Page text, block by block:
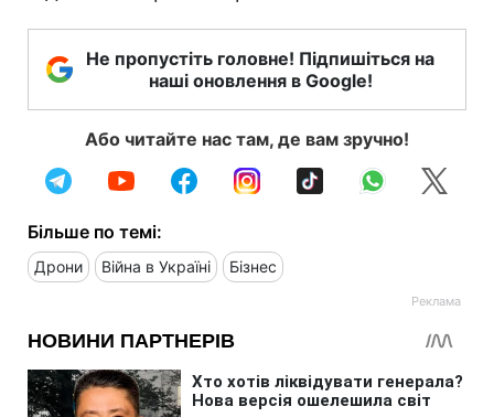
Не пропустіть головне! Підпишіться на
наші оновлення в Google!
Або читайте нас там, де вам зручно!
Більше по темі:
Дрони Війна в Україні Бізнес